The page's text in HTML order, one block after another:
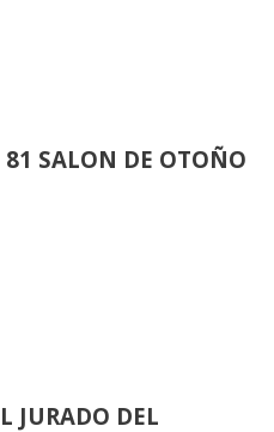
SALON DE OTOÑO
JURADO DEL